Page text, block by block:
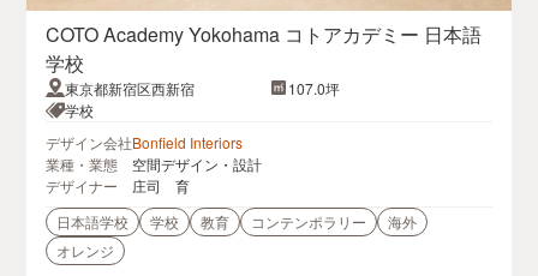
COTO Academy Yokohama コトアカデミー 日本語
学校
東京都新宿区西新宿
107.0坪
学校
デザイン会社Bonfield Interiors
業種・業態
空間デザイン・設計
デザイナー
庄司 育
日本語学校
学校 教育 コンテンポラリー
海外
オレンジ